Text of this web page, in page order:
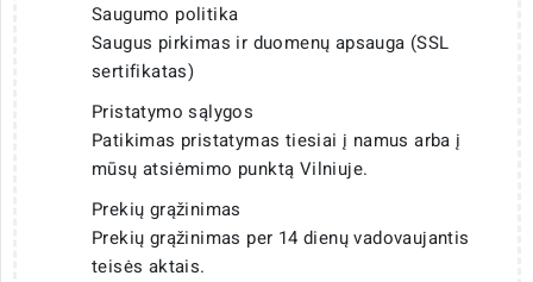
Saugumo politika
Saugus pirkimas ir duomenų apsauga (SSL
sertifikatas)
Pristatymo sąlygos
Patikimas pristatymas tiesiai į namus arba į
mūsų atsiėmimo punktą Vilniuje.
Prekių grąžinimas
Prekių grąžinimas per 14 dienų vadovaujantis
teisės aktais.